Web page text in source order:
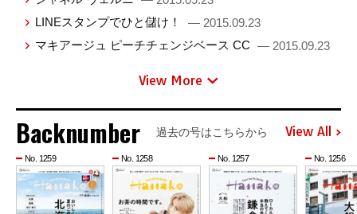
LINEスタンプでひと儲け！
— 2015.09.23
マキアージュ ピーチチェンジベース CC — 2015.09.23
View More
Backnumber 過去の号はこちらから View All
No. 1259 No. 1258 No. 1257 No. 1256